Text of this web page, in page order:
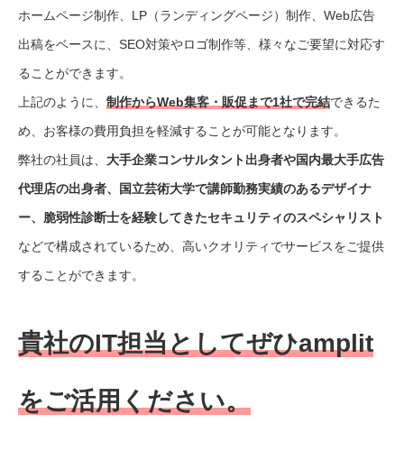
ホームページ制作、LP（ランディングページ）制作、Web広告
出稿をベースに、SEO対策やロゴ制作等、様々なご要望に対応す
ることができます。
上記のように、 制作からWeb集客・販促まで1社で完結できるた
め、お客様の費用負担を軽減することが可能となります。
弊社の社員は、 大手企業コンサルタント出身者や国内最大手広告
代理店の出身者、国立芸術大学で講師勤務実績のあるデザイナ
ー、脆弱性診断士を経験してきたセキュリティのスペシャリスト
などで構成されているため、高いクオリティでサービスをご提供
することができます。
貴社のIT担当としてぜひamplit
をご活用ください。